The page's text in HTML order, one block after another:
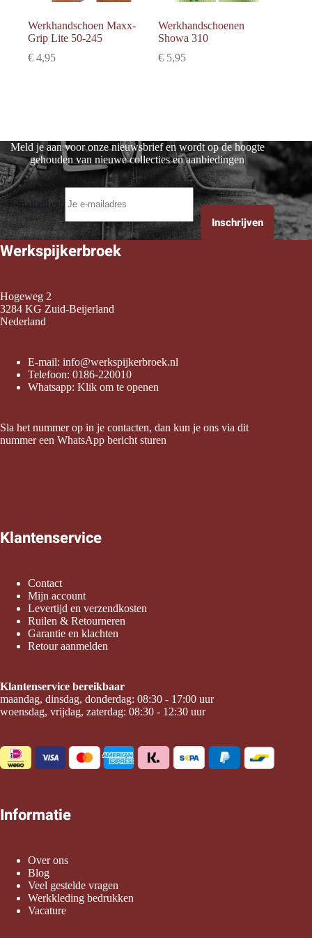
Werkhandschoen Maxx-
Grip Lite 50-245
€ 4,95
Werkhandschoenen
Showa 310
€ 5,95
Meld je aan voor onze nieuwsbrief en wordt op de hoogte
gehouden van nieuwe collecties en aanbiedingen
E-mailadres:
Werkspijkerbroek
Hogeweg 2
3284 KG Zuid-Beijerland
Nederland
E-mail: info@werkspijkerbroek.nl
Telefoon: 0186-220010
Whatsapp: Klik om te openen
Sla het nummer op in je contacten, dan kun je ons via dit
nummer een WhatsApp bericht sturen
Klantenservice
Contact
Mijn account
Levertijd en verzendkosten
Ruilen & Retourneren
Garantie en klachten
Retour aanmelden
Klantenservice bereikbaar
maandag, dinsdag, donderdag: 08:30 - 17:00 uur
woensdag, vrijdag, zaterdag: 08:30 - 12:30 uur
Informatie
Over ons
Blog
Veel gestelde vragen
Werkkleding bedrukken
Vacature